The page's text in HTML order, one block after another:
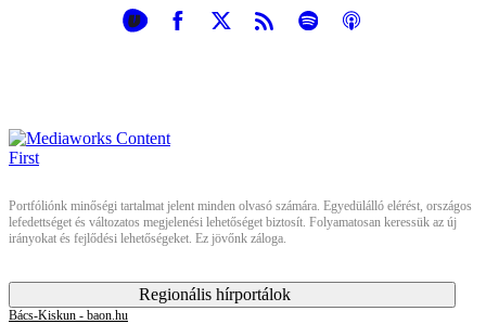
Portfóliónk minőségi tartalmat jelent minden olvasó számára. Egyedülálló elérést, országos
lefedettséget és változatos megjelenési lehetőséget biztosít. Folyamatosan keressük az új
irányokat és fejlődési lehetőségeket. Ez jövőnk záloga.
Regionális hírportálok
Bács-Kiskun - baon.hu